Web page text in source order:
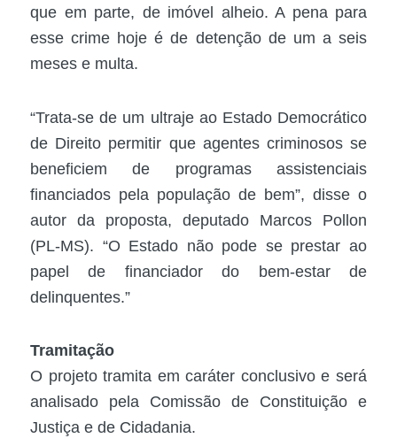
que em parte, de imóvel alheio. A pena para
esse crime hoje é de detenção de um a seis
meses e multa.
“Trata-se de um ultraje ao Estado Democrático
de Direito permitir que agentes criminosos se
beneficiem de programas assistenciais
financiados pela população de bem”, disse o
autor da proposta, deputado Marcos Pollon
(PL-MS). “O Estado não pode se prestar ao
papel de financiador do bem-estar de
delinquentes.”
Tramitação
O projeto tramita emcaráter conclusivoe será
analisado pela Comissão de Constituição e
Justiça e de Cidadania.